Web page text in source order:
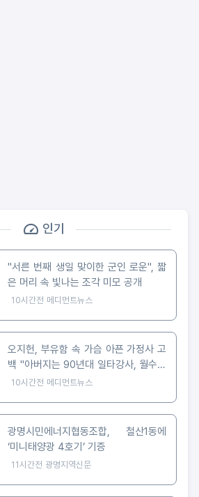
인기
"서른 번째 생일 맞이한 군인 로운", 짧
은 머리 속 빛나는 조각 미모 공개
10시간전 메디먼트뉴스
오지헌, 부유함 속 가슴 아픈 가정사 고
백 "아버지는 90년대 일타강사, 월수입
5천만 원"
10시간전 메디먼트뉴스
광명시민에너지협동조합, 철산1동에
‘미니태양광 4호기’ 기증
11시간전 광명지역신문